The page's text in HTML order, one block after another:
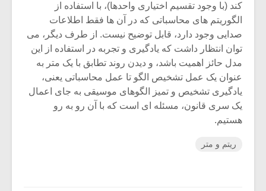
کند (با وجود تقسیم اختیاری واحدها)، با استفاده از
الگوریتم های محاسباتی که در آن ها فقط اطلاعات
صدایی وجود دارد، قابل توضیح نیست. از طرف دیگر، می
توان انتظار داشت که یادگیری و تجربه در استفاده از این
مدل حائز اهمیت باشد، و دیدن روند تطابق با یک متر به
عنوان یک عمل تشخیص الگو تا عمل محاسباتی یعنی،
یادگیری تشخیص و تمیز الگوهای موسیقی به جای اعمال
یک سری قانون، مسئله ای است که با آن رو به رو
هستیم.
ریتم و متر